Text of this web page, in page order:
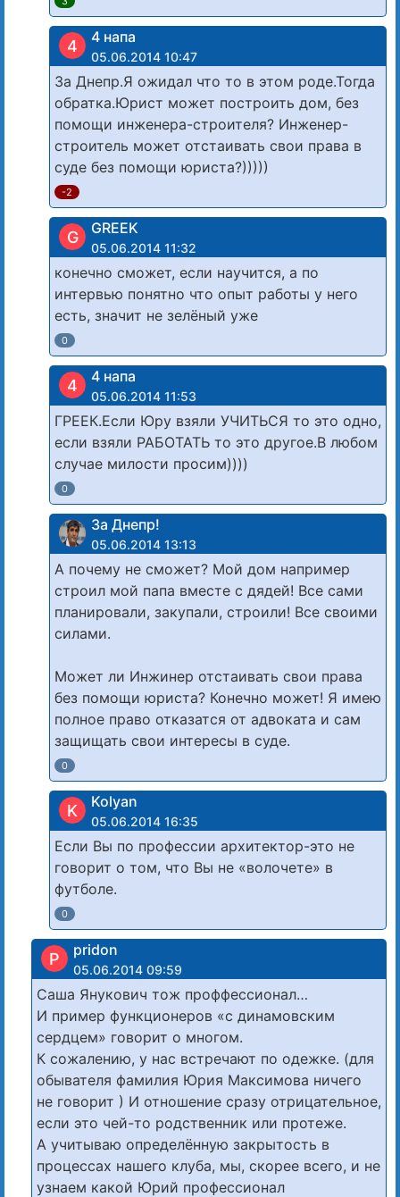
4 4 напа
05.06.2014 10:47
За Днепр.Я ожидал что то в этом роде.Тогда
обратка.Юрист может построить дом, без
помощи инженера-строителя? Инженер-
строитель может отстаивать свои права в
суде без помощи юриста?)))))
-2
G GREEK
05.06.2014 11:32
конечно сможет, если научится, а по
интервью понятно что опыт работы у него
есть, значит не зелёный уже
0
4 4 напа
05.06.2014 11:53
ГРЕЕК.Если Юру взяли УЧИТЬСЯ то это одно,
если взяли РАБОТАТЬ то это другое.В любом
случае милости просим))))
0
За Днепр!
05.06.2014 13:13
А почему не сможет? Мой дом например
строил мой папа вместе с дядей! Все сами
планировали, закупали, строили! Все своими
силами.
Может ли Инжинер отстаивать свои права
без помощи юриста? Конечно может! Я имею
полное право отказатся от адвоката и сам
защищать свои интересы в суде.
0
K Kolyan
05.06.2014 16:35
Если Вы по профессии архитектор-это не
говорит о том, что Вы не «волочете» в
футболе.
0
P pridon
05.06.2014 09:59
Саша Янукович тож проффессионал…
И пример функционеров «с динамовским
сердцем» говорит о многом.
К сожалению, у нас встречают по одежке. (для
обывателя фамилия Юрия Максимова ничего
не говорит ) И отношение сразу отрицательное,
если это чей-то родственник или протеже.
А учитываю определённую закрытость в
процессах нашего клуба, мы, скорее всего, и не
узнаем какой Юрий профессионал